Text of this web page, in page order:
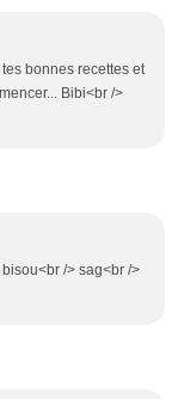
bonnes recettes et
Bibi<br />
/> sag<br />